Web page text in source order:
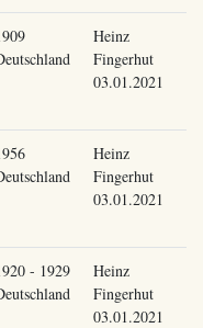
Heinz
Fingerhut
03.01.2021
Heinz
Fingerhut
03.01.2021
- 1929
Heinz
Fingerhut
03.01.2021